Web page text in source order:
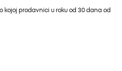
kojoj prodavnici u roku od 30 dana od